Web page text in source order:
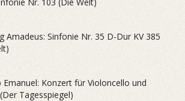
Amadeus: Sinfonie Nr. 35 D-Dur KV 385
Emanuel: Konzert für Violoncello und
Tagesspiegel)